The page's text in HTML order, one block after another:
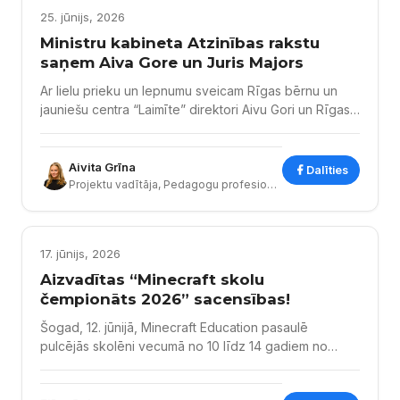
25. jūnijs, 2026
Ministru kabineta Atzinības rakstu
saņem Aiva Gore un Juris Majors
Ar lielu prieku un lepnumu sveicam Rīgas bērnu un
jauniešu centra “Laimīte” direktori Aivu Gori un Rīgas
Majoru, kuri saņēmuši Ministru kabineta Atzinības
rakstu par savu nozīmīgo ieguldījumu izglītības un
interešu izglītības attīstībā. Aiva Gore saņēmusi
Aivita Grīna
Projektu vadītāja, Pedagogu profesionālās kompetences pilnveides programmu vadītāja p.i.
Dalīties
STEM
17. jūnijs, 2026
Aizvadītas “Minecraft skolu
čempionāts 2026” sacensības!
Šogad, 12. jūnijā, Minecraft Education pasaulē
pulcējās skolēni vecumā no 10 līdz 14 gadiem no
radošumā, loģiskajā domāšanā, sadarbībā un